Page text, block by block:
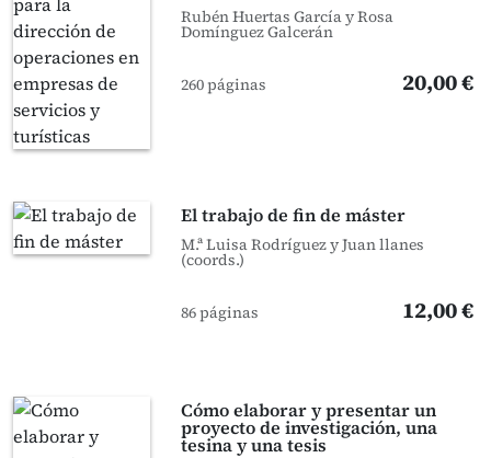
Rubén Huertas García y Rosa
Domínguez Galcerán
260 páginas 20,00 €
El trabajo de fin de máster
M.ª Luisa Rodríguez y Juan llanes
(coords.)
86 páginas 12,00 €
Cómo elaborar y presentar un
proyecto de investigación, una
tesina y una tesis